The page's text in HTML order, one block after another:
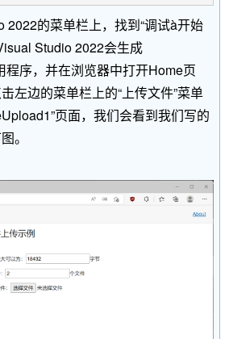
的菜单栏上，找到“调试à开始
Studio 2022会生成
程序，并在浏览器中打开Home页
左边的菜单栏上的“上传文件”菜单
页面，我们会看到我们写的
。